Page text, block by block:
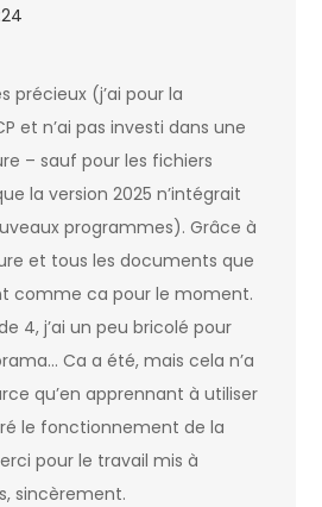
précieux (j’ai pour la
et n’ai pas investi dans une
– sauf pour les fichiers
la version 2025 n’intégrait
programmes). Grâce à
et tous les documents que
comme ca pour le moment.
4, j’ai un peu bricolé pour
Ca a été, mais cela n’a
qu’en apprennant à utiliser
le fonctionnement de la
pour le travail mis à
sincèrement.